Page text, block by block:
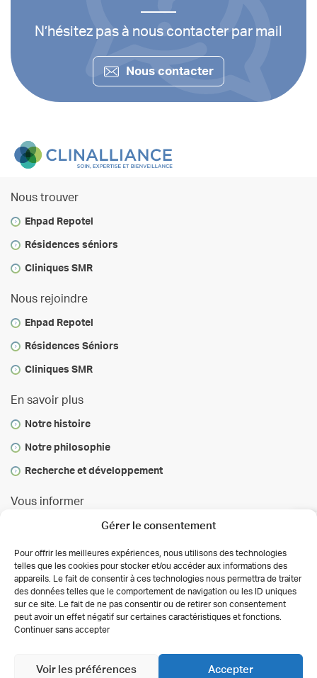
Gérer le consentement
Pour offrir les meilleures expériences, nous utilisons des technologies
telles que les cookies pour stocker et/ou accéder aux informations des
appareils. Le fait de consentir à ces technologies nous permettra de traiter
des données telles que le comportement de navigation ou les ID uniques
sur ce site. Le fait de ne pas consentir ou de retirer son consentement
peut avoir un effet négatif sur certaines caractéristiques et fonctions.
Continuer sans accepter
Accepter
Voir les préférences
N’hésitez pas à nous contacter par mail
Nous contacter
Nous trouver
Ehpad Repotel
Résidences séniors
Cliniques SMR
Nous rejoindre
Ehpad Repotel
Résidences Séniors
Cliniques SMR
En savoir plus
Notre histoire
Notre philosophie
Recherche et développement
Vous informer
Actualités
Presse
Autorisations des activités de soins
Déclaration de confidentialité (UE)
Conditions générales
Antipodes Médical